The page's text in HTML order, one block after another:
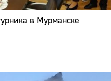
в Мурманске